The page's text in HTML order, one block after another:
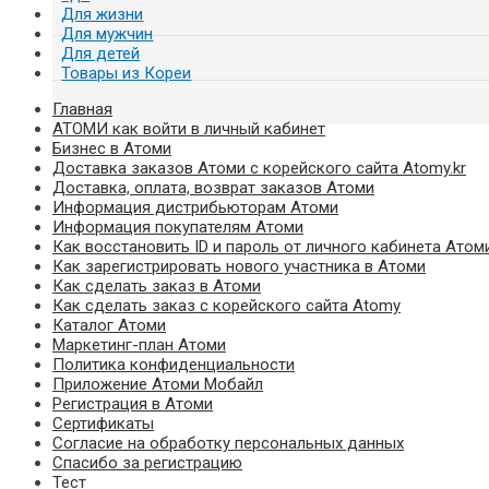
Для жизни
Для мужчин
Для детей
Товары из Кореи
Главная
АТОМИ как войти в личный кабинет
Бизнес в Атоми
Доставка заказов Атоми с корейского сайта Atomy.kr
Доставка, оплата, возврат заказов Атоми
Информация дистрибьюторам Атоми
Информация покупателям Атоми
Как восстановить ID и пароль от личного кабинета
Как зарегистрировать нового участника в Атоми
Как сделать заказ в Атоми
Как сделать заказ с корейского сайта Atomy
Каталог Атоми
Маркетинг-план Атоми
Политика конфиденциальности
Приложение Атоми Мобайл
Регистрация в Атоми
Сертификаты
Согласие на обработку персональных данных
Спасибо за регистрацию
Тест